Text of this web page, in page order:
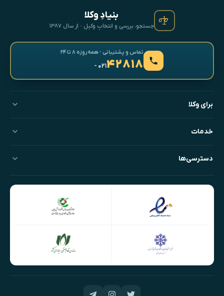
بنیادِ وکلا
جستجو، بررسی و انتخابِ وکیل · از سال ۱۳۸۷
تماس و پشتیبانی · همه‌روزه ۸ تا ۲۴
۴۲۸۱۸- ۰۲۱
برای وکلا
خدمات
دسترسی‌ها